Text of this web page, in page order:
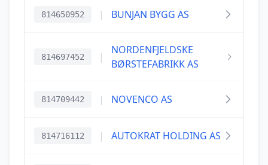
814650952 | BUNJAN BYGG AS
814697452 |
NORDENFJELDSKE
BØRSTEFABRIKK AS
814709442 | NOVENCO AS
814716112 | AUTOKRAT HOLDING AS